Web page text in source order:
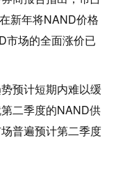
新年将NAND价格
市场的全面涨价已
预计短期内难以缓
二季度的NAND供
普遍预计第二季度